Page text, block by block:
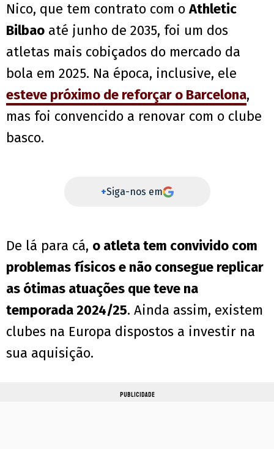
Nico, que tem contrato com oAthletic
Bilbao até junho de 2035, foi um dos
atletas mais cobiçados do mercado da
bola em 2025. Na época, inclusive, ele
esteve próximo de reforçar o Barcelona,
mas foi convencido a renovar com o clube
basco.
+Siga-nos em
De lá para cá, o atleta tem convivido com
problemas físicos e não consegue replicar
as ótimas atuações que teve na
temporada 2024/25. Ainda assim, existem
clubes na Europa dispostos a investir na
sua aquisição.
PUBLICIDADE